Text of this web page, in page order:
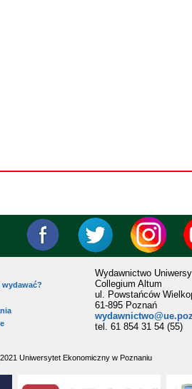
wydawać?
Wydawnictwo
Collegium Altum
ul. Powstańców
61-895 Poznań
tel. 61 854 31 54 (55)
Uniwersytet Ekonomiczny w Poznaniu